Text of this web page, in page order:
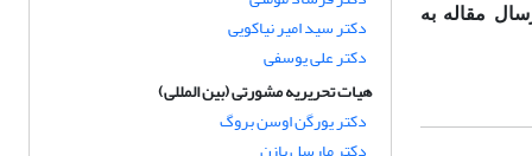
مقاله به
دکتر سید امیر نیاکویی
دکتر علی یوسفی
هیات تحریریه مشورتی (بین المللی)
دکتر یورگن اوسن بروگ